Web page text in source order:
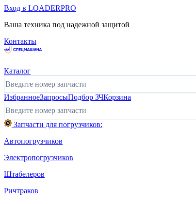
Вход в LOADERPRO
Ваша техника под надежной защитой
Контакты
Каталог
ИзбранноеЗапросыПодбор ЗЧКорзина
Запчасти для погрузчиков:
Автопогрузчиков
Электропогрузчиков
Штабелеров
Ричтраков